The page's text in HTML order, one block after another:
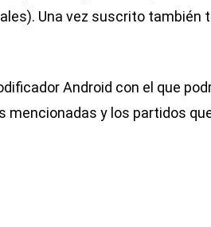
Una vez suscrito también
Android con el que
y los partidos